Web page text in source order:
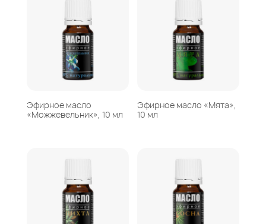
Эфирное масло
«Можжевельник», 10 мл
Эфирное масло «Мята»,
10 мл